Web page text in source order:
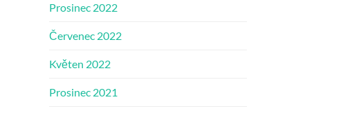
Prosinec 2022
Červenec 2022
Květen 2022
Prosinec 2021